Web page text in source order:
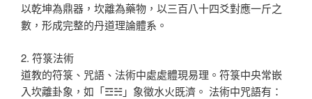
以乾坤為鼎器，坎離為藥物，以三百八十四爻對應一斤之
數，形成完整的丹道理論體系。
2. 符箓法術
道教的符箓、咒語、法術中處處體現易理。符箓中央常嵌
入坎離卦象，如「☲☵」象徵水火既濟。 法術中咒語有：